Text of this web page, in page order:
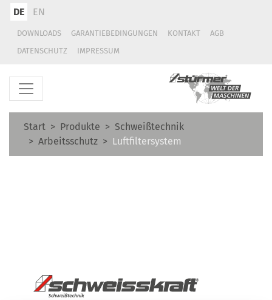
DE EN
DOWNLOADS GARANTIEBEDINGUNGEN KONTAKT
AGB
DATENSCHUTZ
IMPRESSUM
Start Produkte
Schweißtechnik
Arbeitsschutz
Luftfiltersystem